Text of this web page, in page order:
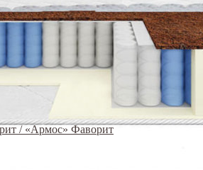
/ «Армос» Фаворит